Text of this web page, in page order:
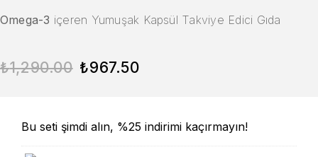
Omega-3 içeren Yumuşak Kapsül Takviye Edici Gıda
₺1,290.00 ₺967.50
Bu seti şimdi alın, %25 indirimi kaçırmayın!